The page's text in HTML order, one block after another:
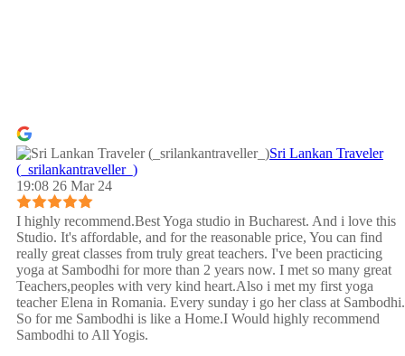
Sri Lankan Traveler
(_srilankantraveller_)
19:08 26 Mar 24
I highly recommend.Best Yoga studio in Bucharest. And i love this
Studio. It's affordable, and for the reasonable price, You can find
really great classes from truly great teachers. I've been practicing
yoga at Sambodhi for more than 2 years now. I met so many great
Teachers,peoples with very kind heart.Also i met my first yoga
teacher Elena in Romania. Every sunday i go her class at Sambodhi.
So for me Sambodhi is like a Home.I Would highly recommend
Sambodhi to All Yogis.